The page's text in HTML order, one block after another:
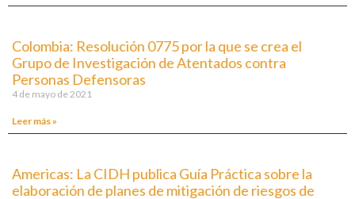
Colombia: Resolución 0775 por la que se crea el
Grupo de Investigación de Atentados contra
Personas Defensoras
4 de mayo de 2021
Leer más »
Americas: La CIDH publica Guía Práctica sobre la
elaboración de planes de mitigación de riesgos de